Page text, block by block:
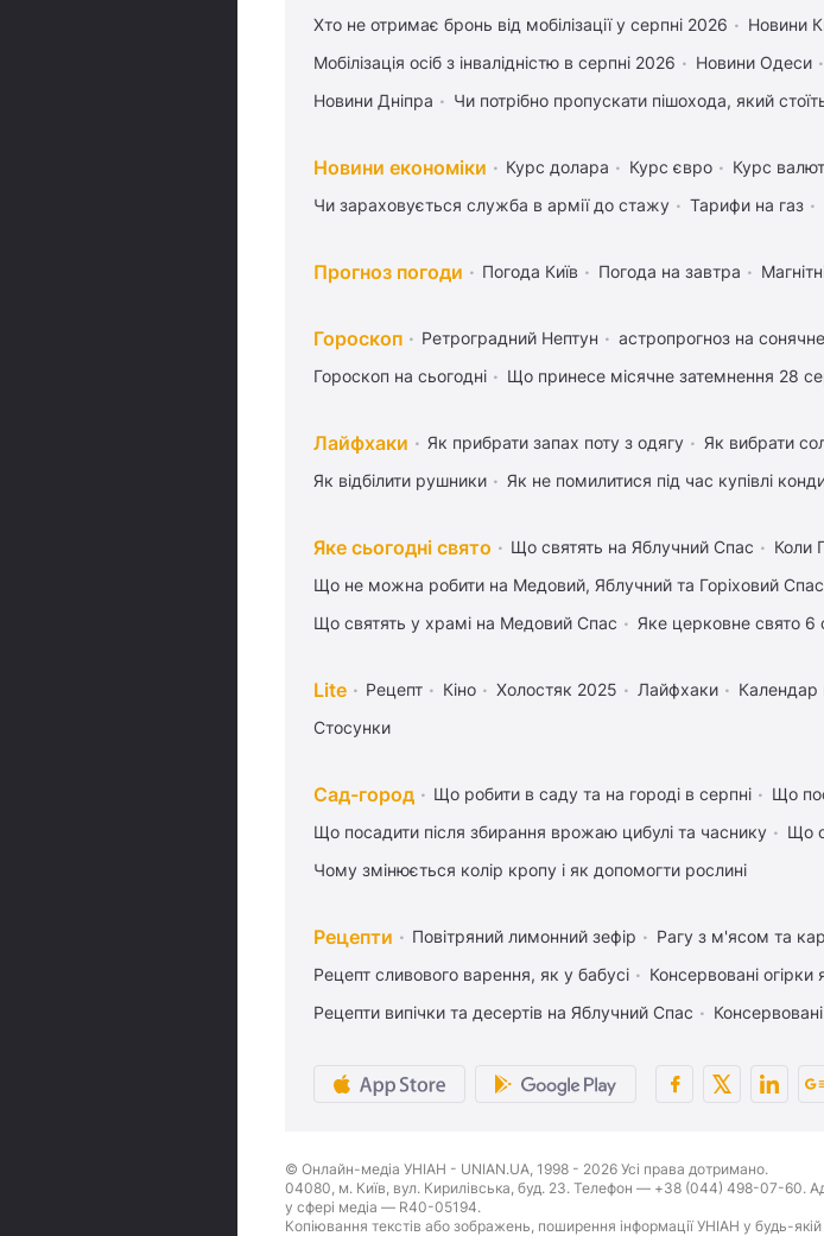
Хто не отримає бронь від мобілізації у серпні 2026
Новини
Мобілізація осіб з інвалідністю в серпні 2026
Новини Одеси
Новини Дніпра
Чи потрібно пропускати пішохода, який
Новини економіки Курс долара Курс євро Курс валют
Чи зараховується служба в армії до стажу
Тарифи на газ
Прогноз погоди Погода Київ Погода на завтра
Гороскоп Ретроградний Нептун астропрогноз на
Гороскоп на сьогодні
Що принесе місячне затемнення 28
Лайфхаки Як прибрати запах поту з одягу Як вибрати
Як відбілити рушники
Як не помилитися під час купівлі
Яке сьогодні свято Що святять на Яблучний Спас Коли
Що не можна робити на Медовий, Яблучний та Горіховий Спас
Що святять у храмі на Медовий Спас
Яке церковне свято 6
Lite Рецепт Кіно Холостяк 2025 Лайфхаки Календар
Стосунки
Сад-город Що робити в саду та на городі в серпні Що
Що посадити після збирання врожаю цибулі та часнику
Що
Чому змінюється колір кропу і як допомогти рослині
Рецепти Повітряний лимонний зефір Рагу з м'ясом та
Рецепт сливового варення, як у бабусі
Консервовані огірки
Рецепти випічки та десертів на Яблучний Спас
© Онлайн-медіа УНІАН - UNIAN.UA, 1998 - 2026 Усі права дотримано.
04080, м. Київ, вул. Кирилівська, буд. 23. Телефон — +38 (044) 498-07-60.
у сфері медіа — R40-05194.
Копіювання текстів або зображень, поширення інформації УНІАН у будь-